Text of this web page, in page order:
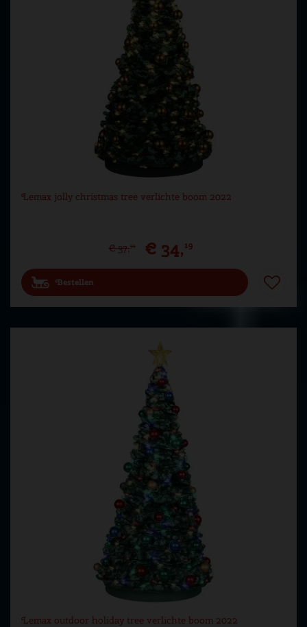
Lemax jolly christmas tree verlichte boom 2022
€ 37,99 € 34,19
Bestellen
Lemax outdoor holiday tree verlichte boom 2022